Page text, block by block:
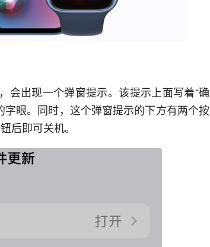
会出现一个弹窗提示。该提示上面写着“确
眼。同时，这个弹窗提示的下方有两个按
后即可关机。